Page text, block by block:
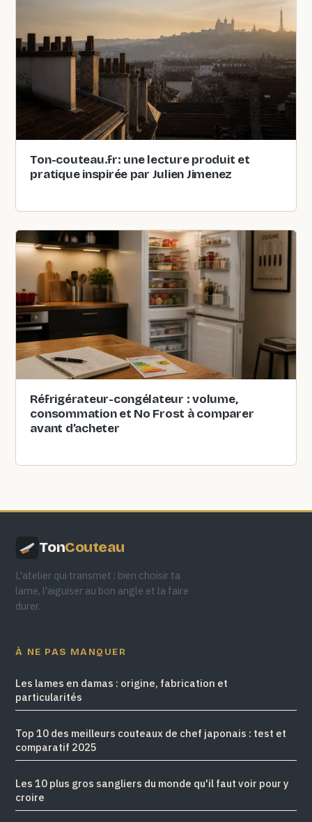
Ton-couteau.fr: une lecture produit et
pratique inspirée par Julien Jimenez
Réfrigérateur-congélateur : volume,
consommation et No Frost à comparer
avant d’acheter
TonCouteau
L'atelier qui transmet : bien choisir ta
lame, l'aiguiser au bon angle et la faire
durer.
À NE PAS MANQUER
Les lames en damas : origine, fabrication et
particularités
Top 10 des meilleurs couteaux de chef japonais : test et
comparatif 2025
Les 10 plus gros sangliers du monde qu'il faut voir pour y
croire